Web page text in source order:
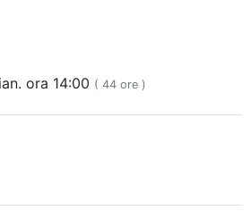
ora 14:00 ( 44 ore )